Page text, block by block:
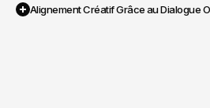
Alignement Créatif Grâce au Dialogue